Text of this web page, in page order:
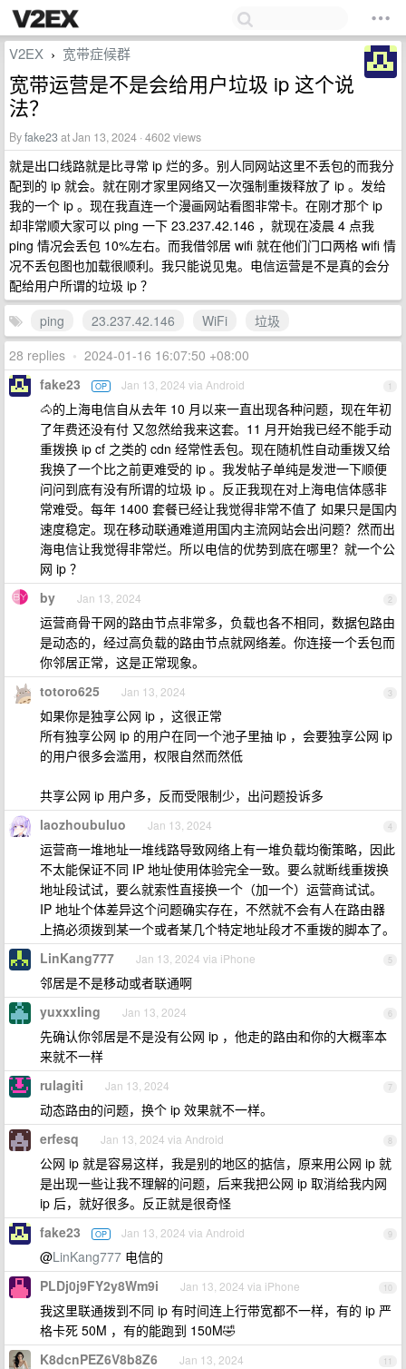
V2EX › 宽带症候群
宽带运营是不是会给用户垃圾 ip 这个说
法？
Byfake23at Jan 13, 2024 · 4602 views
就是出口线路就是比寻常 ip 烂的多。别人同网站这里不丢包的而我分
配到的 ip 就会。就在刚才家里网络又一次强制重拨释放了 ip 。发给
我的一个 ip 。现在我直连一个漫画网站看图非常卡。在刚才那个 ip
却非常顺大家可以 ping 一下 23.237.42.146 ，就现在凌晨 4 点我
ping 情况会丢包 10%左右。而我借邻居 wifi 就在他们门口两格 wifi 情
况不丢包图也加载很顺利。我只能说见鬼。电信运营是不是真的会分
配给用户所谓的垃圾 ip ？
ping
23.237.42.146 WiFi
垃圾
28 replies • 2024-01-16 16:07:50 +08:00
1
fake23 OP Jan 13, 2024 via Android
🐴的上海电信自从去年 10 月以来一直出现各种问题，现在年初
了年费还没有付 又忽然给我来这套。11 月开始我已经不能手动
重拨换 ip cf 之类的 cdn 经常性丢包。现在随机性自动重拨又给
我换了一个比之前更难受的 ip 。我发帖子单纯是发泄一下顺便
问问到底有没有所谓的垃圾 ip 。反正我现在对上海电信体感非
常难受。每年 1400 套餐已经让我觉得非常不值了 如果只是国内
速度稳定。现在移动联通难道用国内主流网站会出问题？然而出
海电信让我觉得非常烂。所以电信的优势到底在哪里？就一个公
网 ip ？
2
by Jan 13, 2024
运营商骨干网的路由节点非常多，负载也各不相同，数据包路由
是动态的，经过高负载的路由节点就网络差。你连接一个丢包而
你邻居正常，这是正常现象。
3
totoro625 Jan 13, 2024
如果你是独享公网 ip ，这很正常
所有独享公网 ip 的用户在同一个池子里抽 ip ，会要独享公网 ip
的用户很多会滥用，权限自然而然低
共享公网 ip 用户多，反而受限制少，出问题投诉多
4
laozhoubuluo Jan 13, 2024
运营商一堆地址一堆线路导致网络上有一堆负载均衡策略，因此
不太能保证不同 IP 地址使用体验完全一致。要么就断线重拨换
地址段试试，要么就索性直接换一个（加一个）运营商试试。
IP 地址个体差异这个问题确实存在，不然就不会有人在路由器
上搞必须拨到某一个或者某几个特定地址段才不重拨的脚本了。
5
LinKang777 Jan 13, 2024 via iPhone
邻居是不是移动或者联通啊
6
yuxxxling Jan 13, 2024
先确认你邻居是不是没有公网 ip ，他走的路由和你的大概率本
来就不一样
7
rulagiti Jan 13, 2024
动态路由的问题，换个 ip 效果就不一样。
8
erfesq Jan 13, 2024 via Android
公网 ip 就是容易这样，我是别的地区的掂信，原来用公网 ip 就
是出现一些让我不理解的问题，后来我把公网 ip 取消给我内网
ip 后，就好很多。反正就是很奇怪
9
fake23 OP Jan 13, 2024 via Android
@LinKang777 电信的
10
PLDj0j9FY2y8Wm9i Jan 13, 2024 via iPhone
我这里联通拨到不同 ip 有时间连上行带宽都不一样，有的 ip 严
格卡死 50M ，有的能跑到 150M🤣
11
K8dcnPEZ6V8b8Z6 Jan 13, 2024